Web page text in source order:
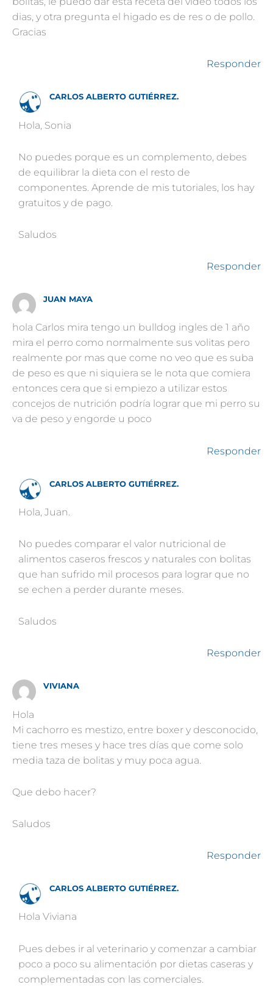
dias, y otra pregunta el higado es de res o de pollo.
Gracias
Responder
CARLOS ALBERTO GUTIÉRREZ.
Hola, Sonia
No puedes porque es un complemento, debes
de equilibrar la dieta con el resto de
componentes. Aprende de mis tutoriales, los hay
gratuitos y de pago.
Saludos
Responder
JUAN MAYA
hola Carlos mira tengo un bulldog ingles de 1 año
mira el perro como normalmente sus volitas pero
realmente por mas que come no veo que es suba
de peso es que ni siquiera se le nota que comiera
entonces cera que si empiezo a utilizar estos
concejos de nutrición podría lograr que mi perro su
va de peso y engorde u poco
Responder
CARLOS ALBERTO GUTIÉRREZ.
Hola, Juan.
No puedes comparar el valor nutricional de
alimentos caseros frescos y naturales con bolitas
que han sufrido mil procesos para lograr que no
se echen a perder durante meses.
Saludos
Responder
VIVIANA
Hola
Mi cachorro es mestizo, entre boxer y desconocido,
tiene tres meses y hace tres días que come solo
media taza de bolitas y muy poca agua.
Que debo hacer?
Saludos
Responder
CARLOS ALBERTO GUTIÉRREZ.
Hola Viviana
Pues debes ir al veterinario y comenzar a cambiar
poco a poco su alimentación por dietas caseras y
complementadas con las comerciales.